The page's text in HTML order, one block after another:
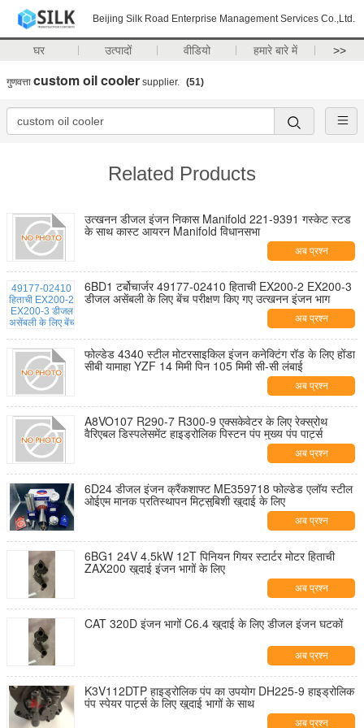
Beijing Silk Road Enterprise Management Services Co.,Ltd.
घर उत्पादों वीडियो हमारे बारे में >>
गुणवत्ता custom oil cooler supplier. (51)
Related Products
उत्खनन डीजल इंजन निकास Manifold 221-9391 गस्केट स्टड
के साथ कास्ट आयरन Manifold विधानसभा
अब प्रश्न
6BD1 टर्बोचार्जर 49177-02410 हिताची EX200-2 EX200-3
डीजल असेंबली के लिए बेंच परीक्षण किए गए उत्खनन इंजन भाग
अब प्रश्न
फोल्डेड 4340 स्टील मोटरसाइकिल इंजन कनेक्टिंग रॉड के लिए होंडा
सीबी यामाहा YZF 14 मिमी पिन 105 मिमी सी-सी लंबाई
अब प्रश्न
A8VO107 R290-7 R300-9 एक्सकेवेटर के लिए रेक्स्रोथ
वैरिएबल डिस्पलेसमेंट हाइड्रोलिक पिस्टन पंप मुख्य पंप पार्ट्स
अब प्रश्न
6D24 डीजल इंजन क्रैंकशाफ्ट ME359718 फोल्डेड एलॉय स्टील
ओईएम मानक प्रतिस्थापन मिट्सुबिशी खुदाई के लिए
अब प्रश्न
6BG1 24V 4.5kW 12T पिनियन गियर स्टार्टर मोटर हिताची
ZAX200 खुदाई इंजन भागों के लिए
अब प्रश्न
CAT 320D इंजन भागों C6.4 खुदाई के लिए डीजल इंजन घटकों
अब प्रश्न
K3V112DTP हाइड्रोलिक पंप का उपयोग DH225-9 हाइड्रोलिक
पंप स्पेयर पार्ट्स के लिए खुदाई भागों के साथ
अब प्रश्न